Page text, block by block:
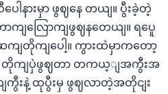
ါနားမှာ ဖွဈနေ တယျ။ ပွီးခဲ့တဲ့
ကျလြောကျဖွဈနတေယျ။ ရပေူ
ကျတိုကျပေါ့။ ကွားထဲမှာကတော့
။ တိုကျပှဲဖွဈတာ တကယ့ျအကွီးအ
ကွီးနဲ့ ထုပွီးမှ ဖွဈလာတဲ့အတိုငျး